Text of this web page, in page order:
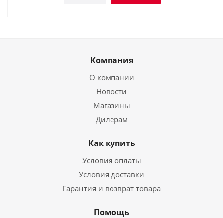
Компания
О компании
Новости
Магазины
Дилерам
Как купить
Условия оплаты
Условия доставки
Гарантия и возврат товара
Помощь